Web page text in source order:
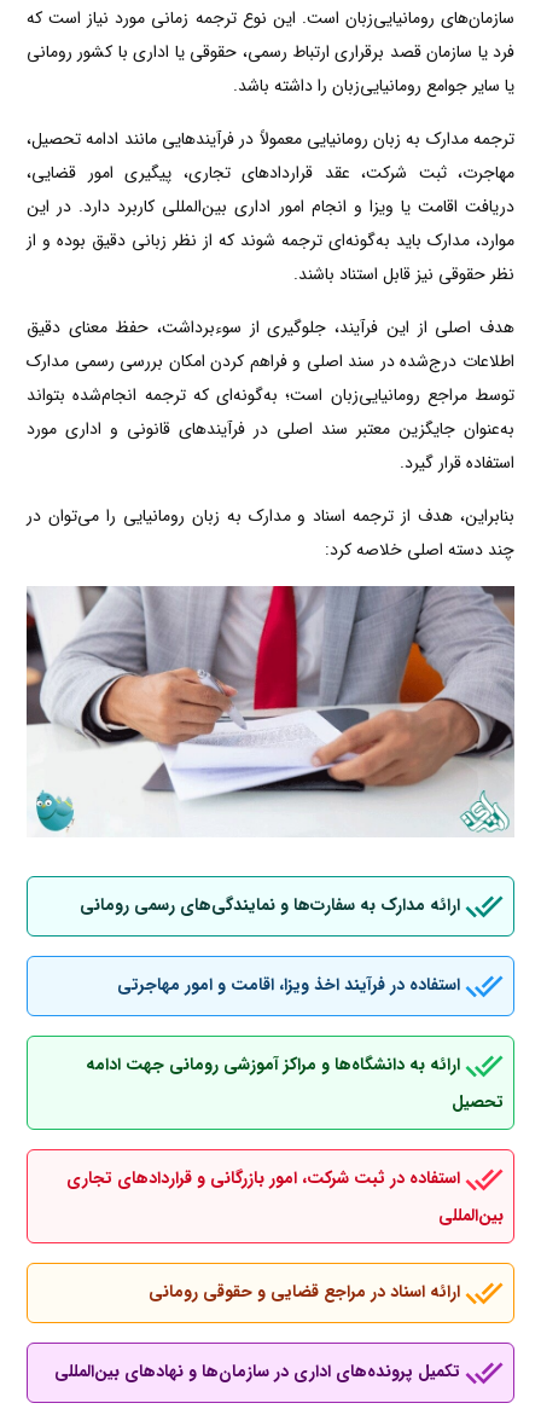
سازمان‌های رومانیایی‌زبان است. این نوع ترجمه زمانی مورد نیاز است که
فرد یا سازمان قصد برقراری ارتباط رسمی، حقوقی یا اداری با کشور رومانی
یا سایر جوامع رومانیایی‌زبان را داشته باشد.
ترجمه مدارک به زبان رومانیایی معمولاً در فرآیندهایی مانند ادامه تحصیل،
مهاجرت، ثبت شرکت، عقد قراردادهای تجاری، پیگیری امور قضایی،
دریافت اقامت یا ویزا و انجام امور اداری بین‌المللی کاربرد دارد. در این
موارد، مدارک باید به‌گونه‌ای ترجمه شوند که از نظر زبانی دقیق بوده و از
نظر حقوقی نیز قابل استناد باشند.
هدف اصلی از این فرآیند، جلوگیری از سوءبرداشت، حفظ معنای دقیق
اطلاعات درج‌شده در سند اصلی و فراهم کردن امکان بررسی رسمی مدارک
توسط مراجع رومانیایی‌زبان است؛ به‌گونه‌ای که ترجمه انجام‌شده بتواند
به‌عنوان جایگزین معتبر سند اصلی در فرآیندهای قانونی و اداری مورد
استفاده قرار گیرد.
بنابراین، هدف از ترجمه اسناد و مدارک به زبان رومانیایی را می‌توان در
چند دسته اصلی خلاصه کرد:
ارائه مدارک به سفارت‌ها و نمایندگی‌های رسمی رومانی
استفاده در فرآیند اخذ ویزا، اقامت و امور مهاجرتی
ارائه به دانشگاه‌ها و مراکز آموزشی رومانی جهت ادامه
تحصیل
استفاده در ثبت شرکت، امور بازرگانی و قراردادهای تجاری
بین‌المللی
ارائه اسناد در مراجع قضایی و حقوقی رومانی
تکمیل پرونده‌های اداری در سازمان‌ها و نهادهای بین‌المللی